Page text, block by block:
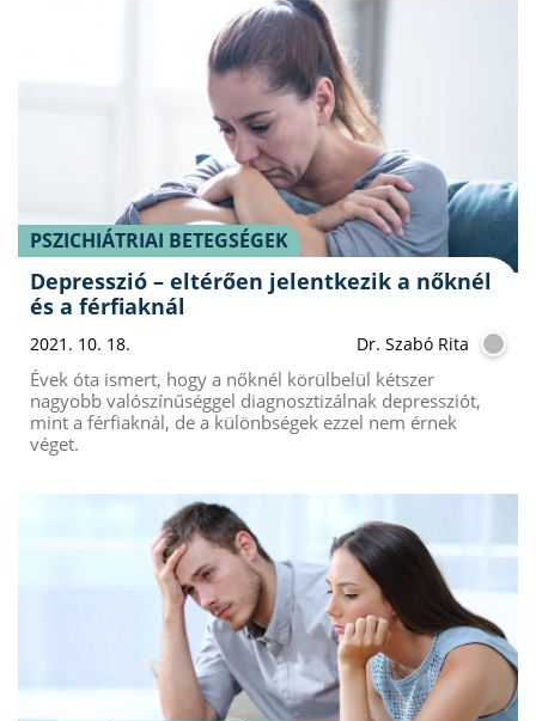
PSZICHIÁTRIAI BETEGSÉGEK
Depresszió – eltérően jelentkezik a nőknél
és a férfiaknál
2021. 10. 18. Dr. Szabó Rita
Évek óta ismert, hogy a nőknél körülbelül kétszer
nagyobb valószínűséggel diagnosztizálnak depressziót,
mint a férfiaknál, de a különbségek ezzel nem érnek
véget.